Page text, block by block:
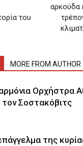
του
αρκούδα
MORE FROM AUTHOR
Ορχήστρα
Σοστακόβιτς
της